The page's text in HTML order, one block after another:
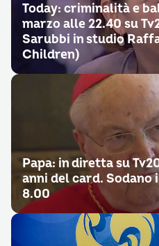
Today: criminalità e
marzo alle 22.40 su
Sarubbi in studio
Children)
Papa: in diretta su
anni del card. Sodano
8.00